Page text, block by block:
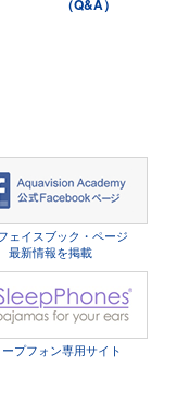
（Q&A）
ェイスブック・ページ
最新情報を掲載
プフォン専用サイト